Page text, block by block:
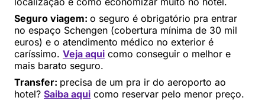
Seguro viagem: o seguro é obrigatório pra entrar
no espaço Schengen (cobertura mínima de 30 mil
euros) e o atendimento médico no exterior é
caríssimo. Veja aqui como conseguir o melhor e
mais barato seguro.
Transfer: precisa de um pra ir do aeroporto ao
hotel? Saiba aqui como reservar pelo menor preço.